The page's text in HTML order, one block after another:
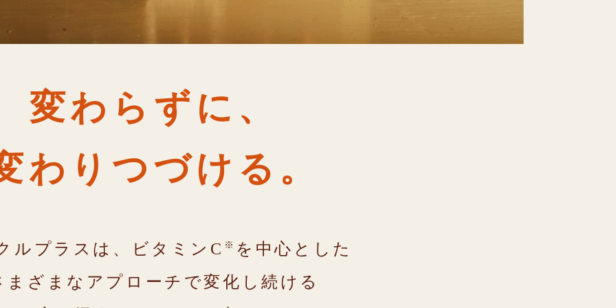
変わらずに、
わりつづける。
ルプラスは、ビタミンC ※ を中心とした
まざまなアプローチで変化し続ける